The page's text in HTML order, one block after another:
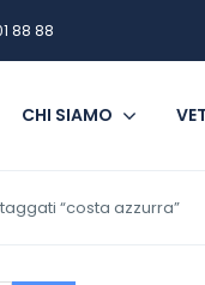
88 88
CHI SIAMO
“costa azzurra”